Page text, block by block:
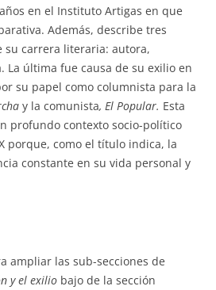
en el Instituto Artigas en que
Además, describe tres
su carrera literaria: autora,
La última fue causa de su exilio en
su papel como columnista para la
y la comunista, El Popular. Esta
profundo contexto socio-político
porque, como el título indica, la
constante en su vida personal y
ampliar las sub-secciones de
y el exilio bajo de la sección